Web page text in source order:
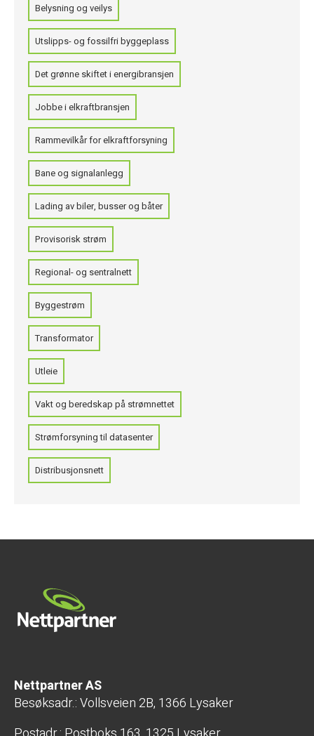
Belysning og veilys
Utslipps- og fossilfri byggeplass
Det grønne skiftet i energibransjen
Jobbe i elkraftbransjen
Rammevilkår for elkraftforsyning
Bane og signalanlegg
Lading av biler, busser og båter
Provisorisk strøm
Regional- og sentralnett
Byggestrøm
Transformator
Utleie
Vakt og beredskap på strømnettet
Strømforsyning til datasenter
Distribusjonsnett
Nettpartner AS
Besøksadr.: Vollsveien 2B, 1366 Lysaker